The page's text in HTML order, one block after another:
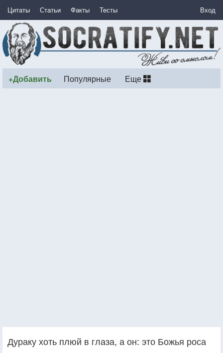
Цитаты Статьи Факты Тесты Вход
+Добавить Популярные Еще
Дураку хоть плюй в глаза, а он: это Божья роса